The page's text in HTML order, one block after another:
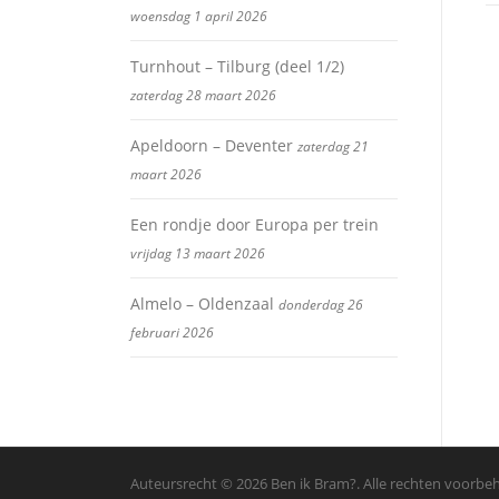
woensdag 1 april 2026
Turnhout – Tilburg (deel 1/2)
zaterdag 28 maart 2026
Apeldoorn – Deventer zaterdag 21
maart 2026
Een rondje door Europa per trein
vrijdag 13 maart 2026
Almelo – Oldenzaal donderdag 26
februari 2026
Auteursrecht © 2026 Ben ik Bram?. Alle rechten